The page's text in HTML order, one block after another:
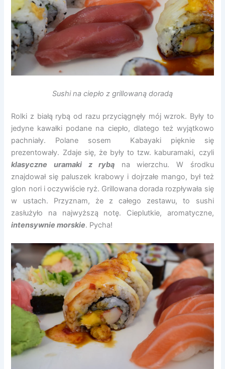
Sushi na ciepło z grillowaną doradą
Rolki z białą rybą od razu przyciągnęły mój wzrok. Były to
jedyne kawałki podane na ciepło, dlatego też wyjątkowo
pachniały. Polane sosem Kabayaki pięknie się
prezentowały. Zdaje się, że były to tzw. kaburamaki, czyli
klasyczne uramaki z rybą na wierzchu. W środku
znajdował się paluszek krabowy i dojrzałe mango, był też
glon nori i oczywiście ryż. Grillowana dorada rozpływała się
w ustach. Przyznam, że z całego zestawu, to sushi
zasłużyło na najwyższą notę. Cieplutkie, aromatyczne,
intensywnie morskie. Pycha!